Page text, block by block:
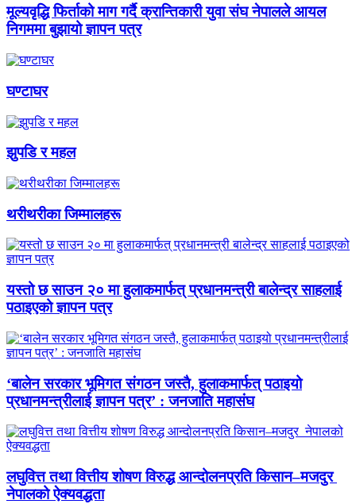
मूल्यवृद्धि फिर्ताको माग गर्दै क्रान्तिकारी युवा संघ नेपालले आयल
निगममा बुझायो ज्ञापन पत्र
घण्टाघर
झुपडि र महल
थरीथरीका जिम्मालहरू
यस्तो छ साउन २० मा हुलाकमार्फत् प्रधानमन्त्री बालेन्द्र साहलाई
पठाइएको ज्ञापन पत्र
‘बालेन सरकार भूमिगत संगठन जस्तै, हुलाकमार्फत् पठाइयो
प्रधानमन्त्रीलाई ज्ञापन पत्र’ : जनजाति महासंघ
लघुवित्त तथा वित्तीय शोषण विरुद्ध आन्दोलनप्रति किसान–मजदुर
नेपालको ऐक्यवद्धता